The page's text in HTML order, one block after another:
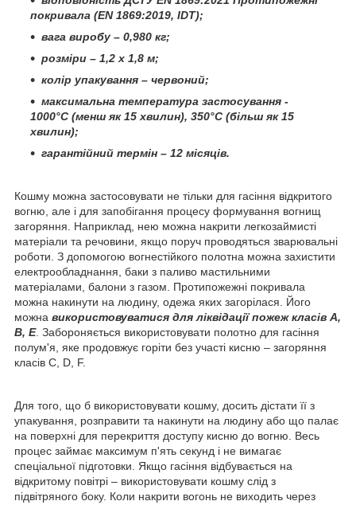
покривала (EN 1869:2019, IDT);
вага виробу – 0,980 кг;
розміри – 1,2 х 1,8 м;
колір упакування – червоний;
максимальна температура застосування -
1000°C (менш як 15 хвилин), 350°C (більш як 15
хвилин);
гарантійний термін – 12 місяців.
Кошму можна застосовувати не тільки для гасіння відкритого
вогню, але і для запобігання процесу формування вогнищ
загоряння. Наприклад, нею можна накрити легкозаймисті
матеріали та речовини, якщо поруч проводяться зварювальні
роботи. З допомогою вогнестійкого полотна можна захистити
електрообладнання, баки з паливо мастильними
матеріалами, балони з газом. Протипожежні покривала
можна накинути на людину, одежа яких загорілася. Його
можна використовуватися для ліквідації пожеж класів A,
B, E. Забороняється використовувати полотно для гасіння
полум'я, яке продовжує горіти без участі кисню – загоряння
класів С, D, F.
Для того, що б використовувати кошму, досить дістати її з
упакування, розправити та накинути на людину або що палає
на поверхні для перекриття доступу кисню до вогню. Весь
процес займає максимум п'ять секунд і не вимагає
спеціальної підготовки. Якщо гасіння відбувається на
відкритому повітрі – використовувати кошму слід з
підвітряного боку. Коли накрити вогонь не виходить через